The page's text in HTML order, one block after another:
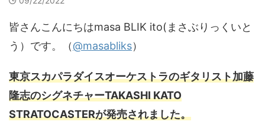
皆さんこんにちはmasa BLIK ito(まさぶりっくいと
う）です。（@masabliks）
東京スカパラダイスオーケストラのギタリスト加藤
隆志のシグネチャーTAKASHI KATO
STRATOCASTERが発売されました。